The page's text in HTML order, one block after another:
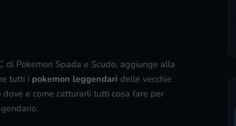
di Pokemon Spada e Scudo, aggiunge alla
tutti i pokemon leggendari delle vecchie
dove e come catturarli tutti cosa fare per